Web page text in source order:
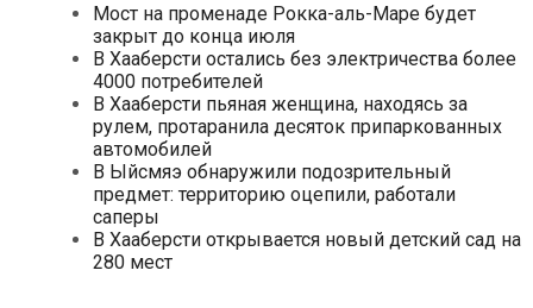
Мост на променаде Рокка-аль-Маре будет
закрыт до конца июля
В Хааберсти остались без электричества более
4000 потребителей
В Хааберсти пьяная женщина, находясь за
рулем, протаранила десяток припаркованных
автомобилей
В Ыйсмяэ обнаружили подозрительный
предмет: территорию оцепили, работали
саперы
В Хааберсти открывается новый детский сад на
280 мест